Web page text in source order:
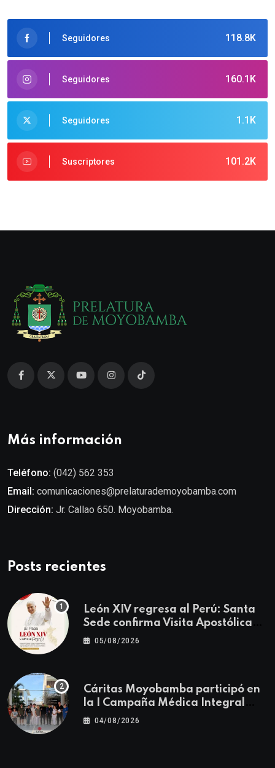
118.8K
Seguidores
160.1K
Seguidores
1.1K
Seguidores
101.2K
Suscriptores
Más información
Teléfono: (042) 562 353
Email: comunicaciones@prelaturademoyobamba.com
Dirección: Jr. Callao 650. Moyobamba.
Posts recientes
León XIV regresa al Perú: Santa
Sede confirma Visita Apostólica
del 11 al 17 de noviembre
05/08/2026
Cáritas Moyobamba participó en
la I Campaña Médica Integral
Gratuita llevando salud y
04/08/2026